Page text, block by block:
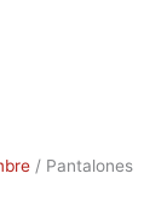
/ Pantalones